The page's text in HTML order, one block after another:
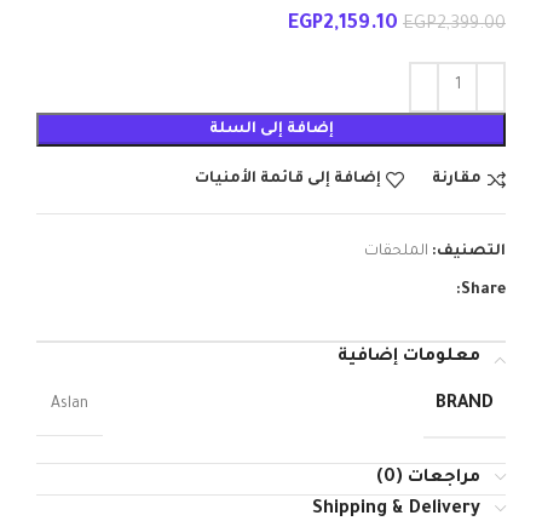
EGP2,399.00
EGP2,159.10
إضافة إلى السلة
مقارنة إضافة إلى قائمة الأمنيات
التصنيف: الملحقات
Share:
معلومات إضافية
BRAND
Aslan
مراجعات (0)
Shipping & Delivery